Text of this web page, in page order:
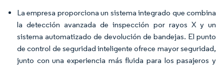
La empresa proporciona un sistema integrado que combina
la detección avanzada de inspección por rayos X y un
sistema automatizado de devolución de bandejas. El punto
de control de seguridad inteligente ofrece mayor seguridad,
junto con una experiencia más fluida para los pasajeros y